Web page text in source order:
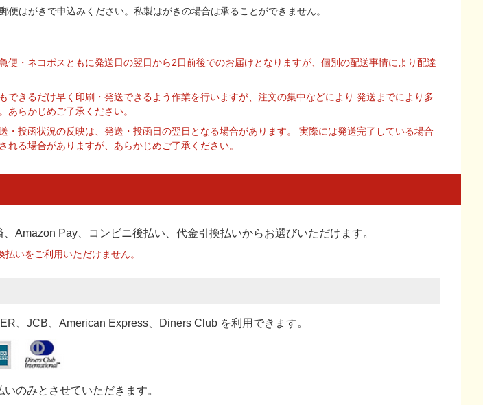
便はがきで申込みください。私製はがきの場合は承ることができません。
便・ネコポスともに発送日の翌日から2日前後でのお届けとなりますが、個別の配送事情により配達
できるだけ早く印刷・発送できるよう作業を行いますが、注文の集中などにより 発送までにより多
あらかじめご了承ください。
・投函状況の反映は、発送・投函日の翌日となる場合があります。 実際には発送完了している場合
れる場合がありますが、あらかじめご了承ください。
、Amazon Pay、コンビニ後払い、代金引換払いからお選びいただけます。
いをご利用いただけません。
、JCB、American Express、Diners Club を利用できます。
のみとさせていただきます。